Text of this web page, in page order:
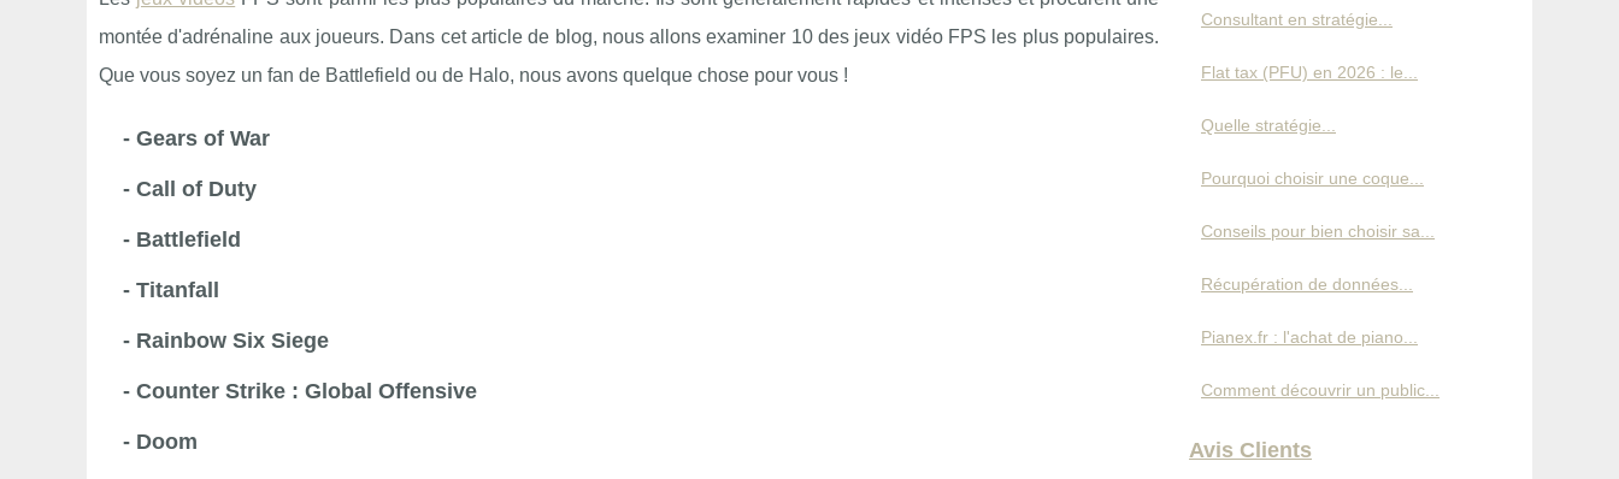
montée d'adrénaline aux joueurs. Dans cet article de blog, nous allons examiner 10 des jeux vidéo FPS les plus populaires.
Que vous soyez un fan de Battlefield ou de Halo, nous avons quelque chose pour vous !
- Gears of War
- Call of Duty
- Battlefield
- Titanfall
- Rainbow Six Siege
- Counter Strike : Global Offensive
- Doom
Consultant en stratégie...
Flat tax (PFU) en 2026 : le...
Quelle stratégie...
Pourquoi choisir une coque...
Conseils pour bien choisir sa...
Récupération de données...
Pianex.fr : l'achat de piano...
Comment découvrir un public...
Avis Clients